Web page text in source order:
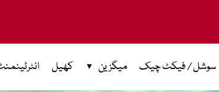
سوشل / فیکٹ چیک میگزین کھیل